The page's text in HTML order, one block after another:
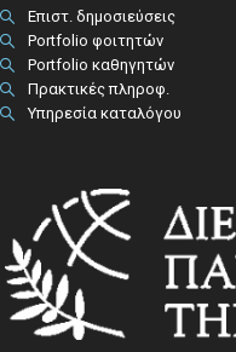
Επιστ. δημοσιεύσεις
Portfolio φοιτητών
Portfolio καθηγητών
Πρακτικές πληροφ.​
Υπηρεσία καταλόγου